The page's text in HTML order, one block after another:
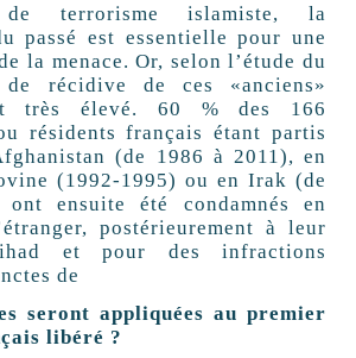
terrorisme islamiste, la
passé est essentielle pour une
la menace. Or, selon l’étude du
récidive de ces «anciens»
très élevé. 60 % des 166
résidents français étant partis
(de 1986 à 2011), en
(1992-1995) ou en Irak (de
ensuite été condamnés en
postérieurement à leur
et pour des infractions
de
seront appliquées au premier
libéré ?